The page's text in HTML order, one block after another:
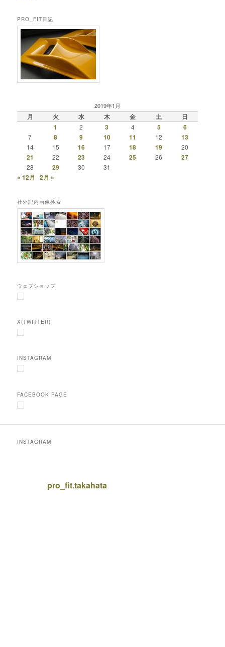
PRO_FIT日記
2019年1月
月 火 水 木 金 土
日
1
2 3 4 5 6
7 8 9 10 11 12 13
14 15 16 17 18 19 20
21 22 23 24 25 26 27
28 29 30 31
« 12月 2月 »
社外記内画像検索
ウェブショップ
X(TWITTER)
INSTAGRAM
FACEBOOK PAGE
INSTAGRAM
pro_fit.takahata